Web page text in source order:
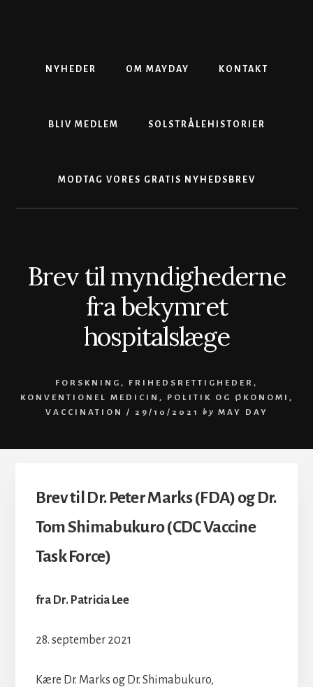
NYHEDER OM MAYDAY KONTAKT
BLIV MEDLEM SOLSTRÅLEHISTORIER
MODTAG VORES GRATIS NYHEDSBREV
Brev til myndighederne
fra bekymret
hospitalslæge
FORSKNING , FRIHEDSRETTIGHEDER ,
KONVENTIONEL MEDICIN , POLITIK OG ØKONOMI ,
VACCINATION
/ 29/10/2021 by MAY DAY
Brev til Dr. Peter Marks (FDA) og Dr.
Tom Shimabukuro (CDC Vaccine
Task Force)
fra Dr. Patricia Lee
28. september 2021
Kære Dr. Marks og Dr. Shimabukuro,